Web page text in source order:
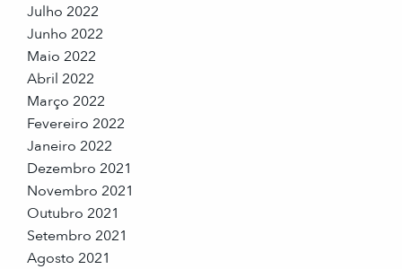
Julho 2022
Junho 2022
Maio 2022
Abril 2022
Março 2022
Fevereiro 2022
Janeiro 2022
Dezembro 2021
Novembro 2021
Outubro 2021
Setembro 2021
Agosto 2021